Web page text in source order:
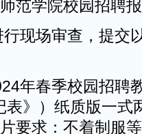
范学院校园招聘
现场审查，提交
年春季校园招聘
表》）纸质版一
要求：不着制服